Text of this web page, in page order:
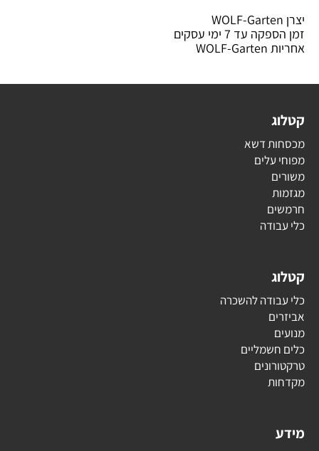
יצרן WOLF-Garten
זמן הספקה עד 7 ימי עסקים
אחריות WOLF-Garten
קטלוג
מכסחות דשא
מפוחי עלים
משורים
מגזמות
חרמשים
כלי עבודה
קטלוג
כלי עבודה להשכרה
אביזרים
מנועים
כלים חשמליים
טרקטורונים
מקדחות
מידע